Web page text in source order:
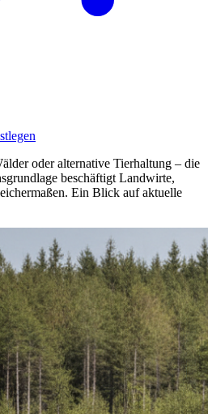
oder alternative Tierhaltung – die
beschäftigt Landwirte,
Ein Blick auf aktuelle